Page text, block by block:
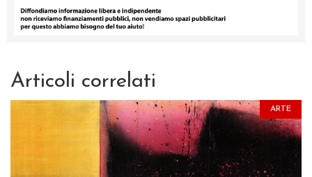
Articoli correlati
ARTE